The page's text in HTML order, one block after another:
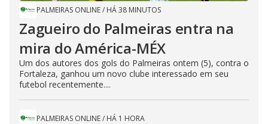
PALMEIRAS ONLINE/ HÁ 38 MINUTOS
Zagueiro do Palmeiras entra na
mira do América-MÉX
Um dos autores dos gols do Palmeiras ontem (5), contra o
Fortaleza, ganhou um novo clube interessado em seu
futebol recentemente....
PALMEIRAS ONLINE/ HÁ 1 HORA